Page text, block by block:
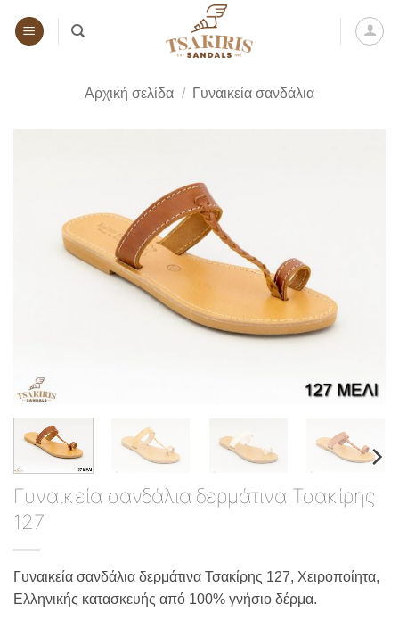
στο
Αρχική σελίδα / Γυναικεία σανδάλια
Γυναικεία σανδάλια δερμάτινα Τσακίρης
127
Γυναικεία σανδάλια δερμάτινα Τσακίρης 127, Χειροποίητα,
Ελληνικής κατασκευής από 100% γνήσιο δέρμα.